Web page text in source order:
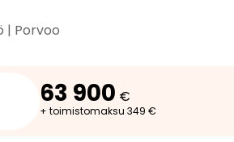
| Porvoo
63 900 €
+ toimistomaksu 349 €